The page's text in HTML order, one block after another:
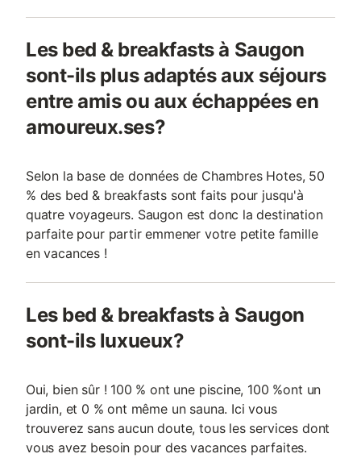
Les bed & breakfasts à Saugon
sont-ils plus adaptés aux séjours
entre amis ou aux échappées en
amoureux.ses?
Selon la base de données de Chambres Hotes, 50
% des bed & breakfasts sont faits pour jusqu'à
quatre voyageurs. Saugon est donc la destination
parfaite pour partir emmener votre petite famille
en vacances !
Les bed & breakfasts à Saugon
sont-ils luxueux?
Oui, bien sûr ! 100 % ont une piscine, 100 %ont un
jardin, et 0 % ont même un sauna. Ici vous
trouverez sans aucun doute, tous les services dont
vous avez besoin pour des vacances parfaites.